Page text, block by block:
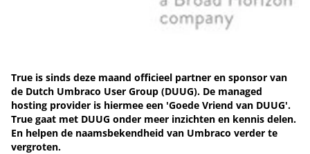
True is sinds deze maand officieel partner en sponsor van
de Dutch Umbraco User Group (DUUG). De managed
hosting provider is hiermee een 'Goede Vriend van DUUG'.
True gaat met DUUG onder meer inzichten en kennis delen.
En helpen de naamsbekendheid van Umbraco verder te
vergroten.